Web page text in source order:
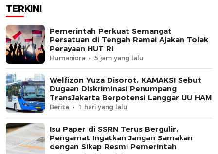
TERKINI
Pemerintah Perkuat Semangat
Persatuan di Tengah Ramai Ajakan Tolak
Perayaan HUT RI
Humaniora 5 jam yang lalu
Welfizon Yuza Disorot, KAMAKSI Sebut
Dugaan Diskriminasi Penumpang
TransJakarta Berpotensi Langgar UU HAM
Berita 1 hari yang lalu
Isu Paper di SSRN Terus Bergulir,
Pengamat Ingatkan Jangan Samakan
dengan Sikap Resmi Pemerintah